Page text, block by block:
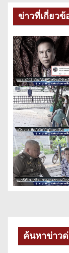
ะ
แ
น
ว
เ
รื่
อ
ง
ข่าวที่เกี่ยวข้
ค้นหาข่าว